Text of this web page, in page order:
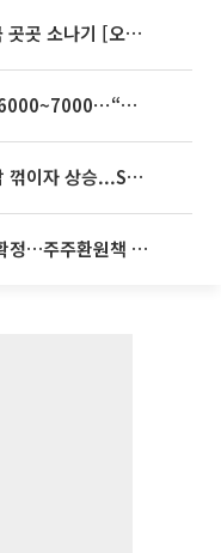
35도 안팎 무더위 이어져…전국 곳곳 소나기 [오늘 날씨]
[주간증시전망] 다음주 코스피 6000~7000⋯“外人 수급은 정책이 변수”
뉴욕증시, 연준 금리인상 기대감 꺾이자 상승...S&P500 사상 최고치 [종합]
SK하이닉스, 분기배당 375원 확정…주주환원책 9월로 앞당겨 발표